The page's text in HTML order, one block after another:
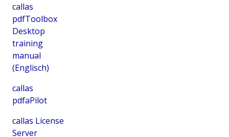
callas
pdfToolbox
Desktop
training
manual
(Englisch)
callas
pdfaPilot
callas License
Server